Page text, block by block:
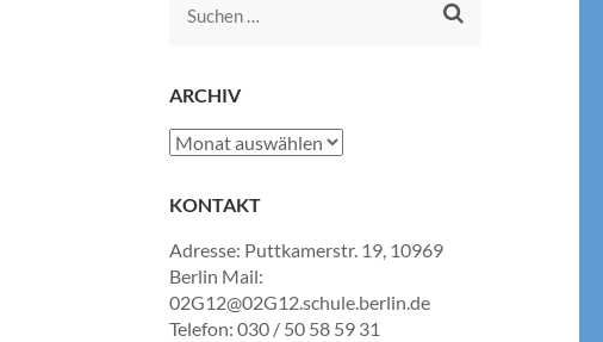
Suchen
ARCHIV
Archiv
KONTAKT
Adresse: Puttkamerstr. 19, 10969
Berlin Mail:
02G12@02G12.schule.berlin.de
Telefon: 030 / 50 58 59 31